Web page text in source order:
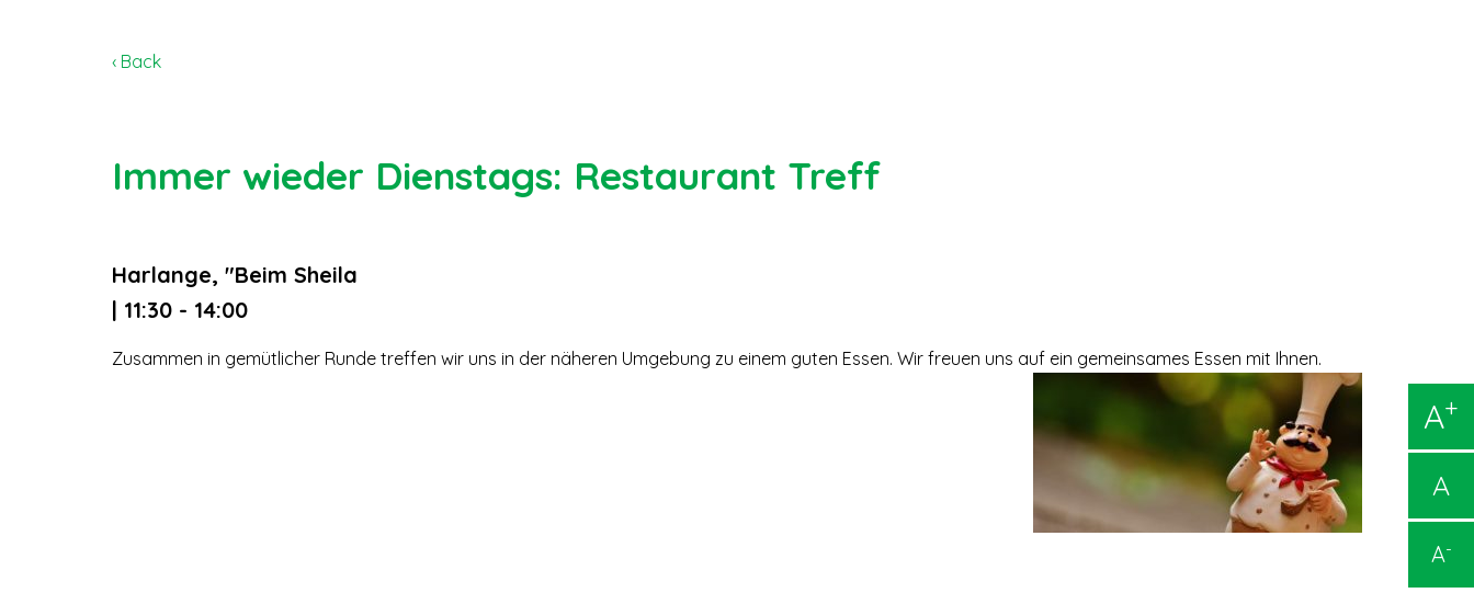
A+
A
A-
‹ Back
Immer wieder Dienstags: Restaurant Treff
Harlange, "Beim Sheila
| 11:30 - 14:00
Zusammen in gemütlicher Runde treffen wir uns in der näheren Umgebung zu einem guten Essen. Wir freuen uns auf ein gemeinsames Essen mit Ihnen.